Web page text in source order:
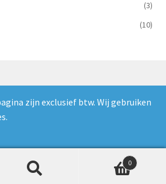
zijn exclusief btw. Wij gebruiken
(3)
(10)
met WooCommerce
0